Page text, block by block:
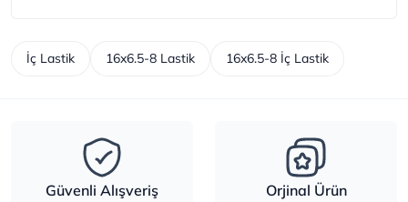
İç Lastik 16x6.5-8 Lastik 16x6.5-8 İç Lastik
Güvenli Alışveriş Orjinal Ürün